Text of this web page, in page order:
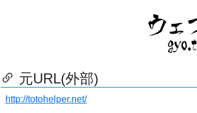
元URL(外部)
http://totohelper.net/